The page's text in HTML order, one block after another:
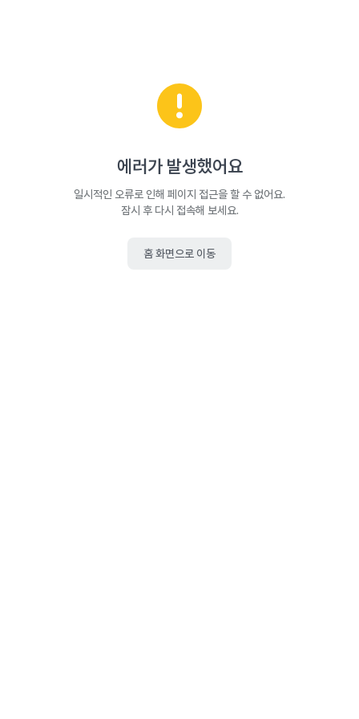
에러가 발생했어요
일시적인 오류로 인해 페이지 접근을 할 수 없어요.
잠시 후 다시 접속해 보세요.
홈 화면으로 이동